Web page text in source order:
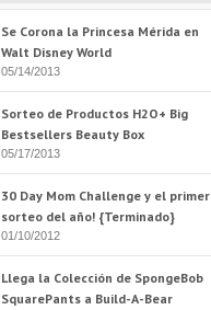
Se Corona la Princesa Mérida en
Walt Disney World
05/14/2013
Sorteo de Productos H2O+ Big
Bestsellers Beauty Box
05/17/2013
30 Day Mom Challenge y el primer
sorteo del año! {Terminado}
01/10/2012
Llega la Colección de SpongeBob
SquarePants a Build-A-Bear